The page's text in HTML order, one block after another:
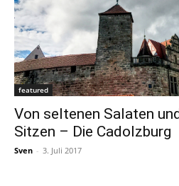
featured
Von seltenen Salaten
Sitzen – Die Cadolzburg
Sven - 3. Juli 2017